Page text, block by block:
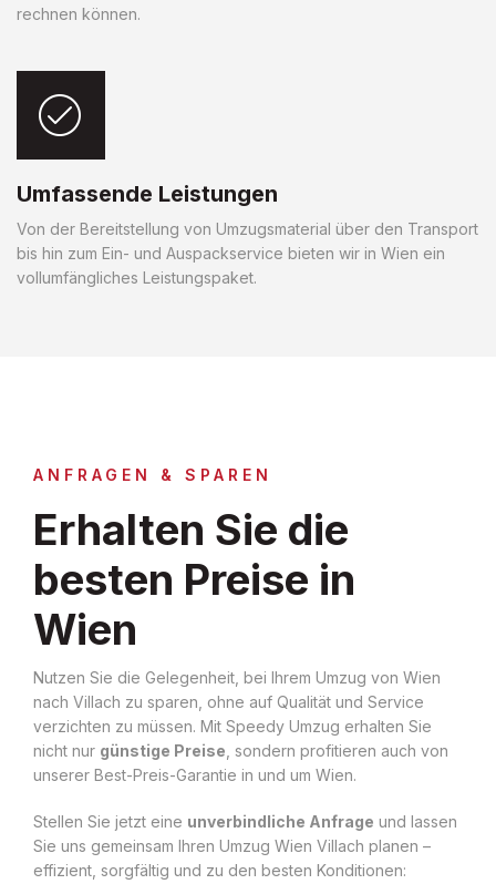
rechnen können.
Umfassende Leistungen
Von der Bereitstellung von Umzugsmaterial über den Transport
bis hin zum Ein- und Auspackservice bieten wir in Wien ein
vollumfängliches Leistungspaket.
ANFRAGEN & SPAREN
Erhalten Sie die
besten Preise in
Wien
Nutzen Sie die Gelegenheit, bei Ihrem Umzug von Wien
nach Villach zu sparen, ohne auf Qualität und Service
verzichten zu müssen. Mit Speedy Umzug erhalten Sie
nicht nur günstige Preise , sondern profitieren auch von
unserer Best-Preis-Garantie in und um Wien.
Stellen Sie jetzt eine unverbindliche Anfrage und lassen
Sie uns gemeinsam Ihren Umzug Wien Villach planen –
effizient, sorgfältig und zu den besten Konditionen: